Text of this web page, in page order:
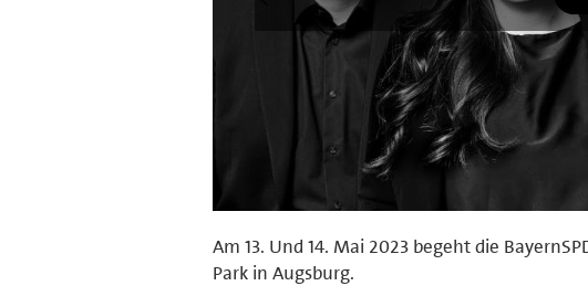
Am 13. Und 14. Mai 2023 begeht die
Park in Augsburg.